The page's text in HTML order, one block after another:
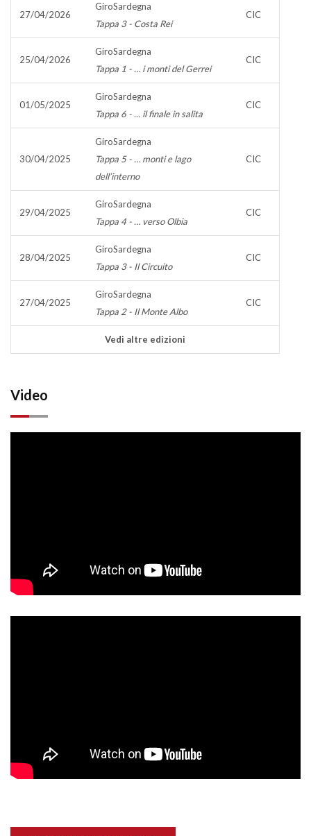
27/04/2026
GiroSardegna
Tappa 3 - Costa Rei
CIC
25/04/2026
GiroSardegna
Tappa 1 - … i monti del Gerrei
CIC
01/05/2025
GiroSardegna
Tappa 6 - ... il finale in salita
CIC
30/04/2025
GiroSardegna
Tappa 5 - … monti e lago
dell’interno
CIC
29/04/2025
GiroSardegna
Tappa 4 - … verso Olbia
CIC
28/04/2025
GiroSardegna
Tappa 3 - Il Circuito
CIC
27/04/2025
GiroSardegna
Tappa 2 - Il Monte Albo
CIC
Vedi altre edizioni
Video